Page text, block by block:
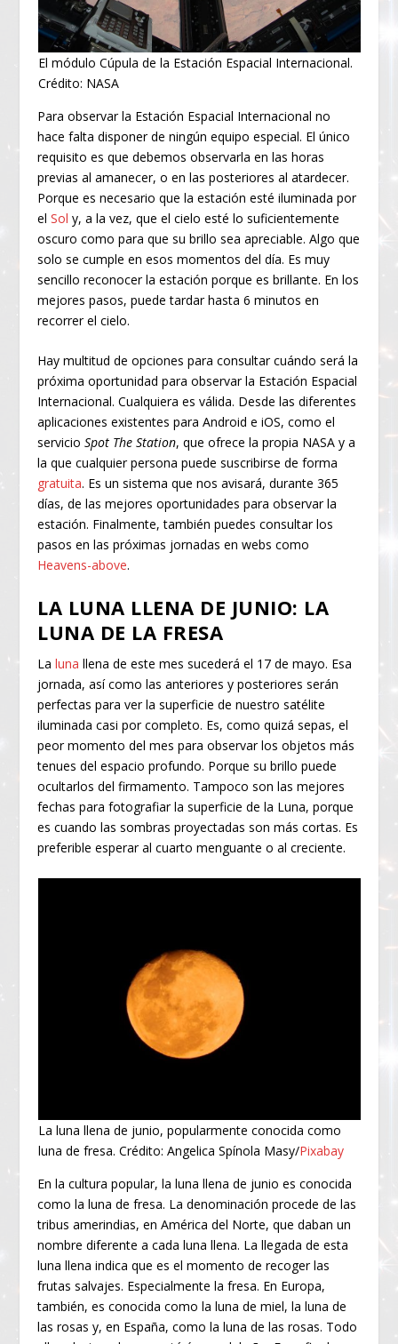
El módulo Cúpula de la Estación Espacial Internacional.
Crédito: NASA
Para observar la Estación Espacial Internacional no
hace falta disponer de ningún equipo especial. El único
requisito es que debemos observarla en las horas
previas al amanecer, o en las posteriores al atardecer.
Porque es necesario que la estación esté iluminada por
elSol y, a la vez, que el cielo esté lo suficientemente
oscuro como para que su brillo sea apreciable. Algo que
solo se cumple en esos momentos del día. Es muy
sencillo reconocer la estación porque es brillante. En los
mejores pasos, puede tardar hasta 6 minutos en
recorrer el cielo.
Hay multitud de opciones para consultar cuándo será la
próxima oportunidad para observar la Estación Espacial
Internacional. Cualquiera es válida. Desde las diferentes
aplicaciones existentes para Android e iOS, como el
servicioSpot The Station, que ofrece la propia NASA y a
la que cualquier persona puede suscribirse de forma
gratuita. Es un sistema que nos avisará, durante 365
días, de las mejores oportunidades para observar la
estación. Finalmente, también puedes consultar los
pasos en las próximas jornadas en webs como
Heavens-above.
LA LUNA LLENA DE JUNIO: LA
LUNA DE LA FRESA
Laluna llena de este mes sucederá el 17 de mayo. Esa
jornada, así como las anteriores y posteriores serán
perfectas para ver la superficie de nuestro satélite
iluminada casi por completo. Es, como quizá sepas, el
peor momento del mes para observar los objetos más
tenues del espacio profundo. Porque su brillo puede
ocultarlos del firmamento. Tampoco son las mejores
fechas para fotografiar la superficie de la Luna, porque
es cuando las sombras proyectadas son más cortas. Es
preferible esperar al cuarto menguante o al creciente.
La luna llena de junio, popularmente conocida como
luna de fresa. Crédito: Angelica Spínola Masy/Pixabay
En la cultura popular, la luna llena de junio es conocida
como la luna de fresa. La denominación procede de las
tribus amerindias, en América del Norte, que daban un
nombre diferente a cada luna llena. La llegada de esta
luna llena indica que es el momento de recoger las
frutas salvajes. Especialmente la fresa. En Europa,
también, es conocida como la luna de miel, la luna de
las rosas y, en España, como la luna de las rosas. Todo